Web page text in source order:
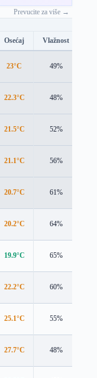
Prevucite za više →
Osećaj Vlažnost
23°C 49%
22.3°C 48%
21.5°C 52%
21.1°C 56%
20.7°C 61%
20.2°C 64%
19.9°C 65%
22.2°C 60%
25.1°C 55%
27.7°C 48%